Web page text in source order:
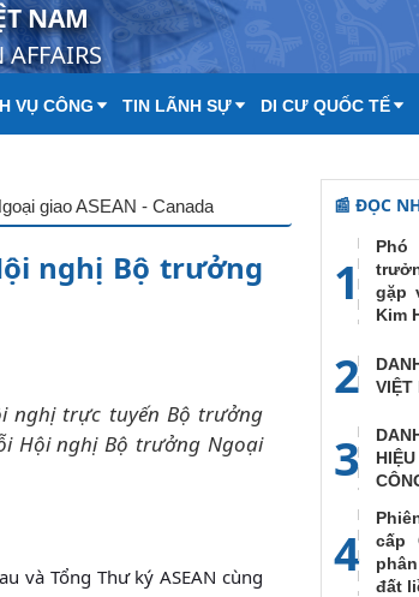
NAM
VỤ CÔNG TIN LÃNH SỰ DI CƯ QUỐC TẾ
giao ASEAN - Canada
nghị Bộ trưởng
nghị trực tuyến Bộ trưởng
Hội nghị Bộ trưởng Ngoại
và Tổng Thư ký ASEAN cùng
📰 ĐỌC
1
Phó
gặp
Kim
2
VIỆT
3
4
cấp
đất